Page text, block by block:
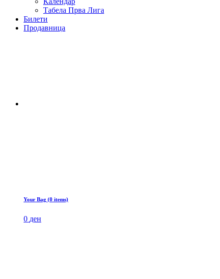
Табела Прва Лига
Билети
Продавница
Your Bag (0 items)
0 ден